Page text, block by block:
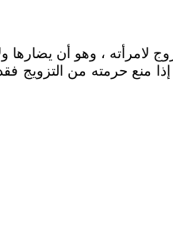
لامرأته ، وهو أن
منع حرمته من التزويج